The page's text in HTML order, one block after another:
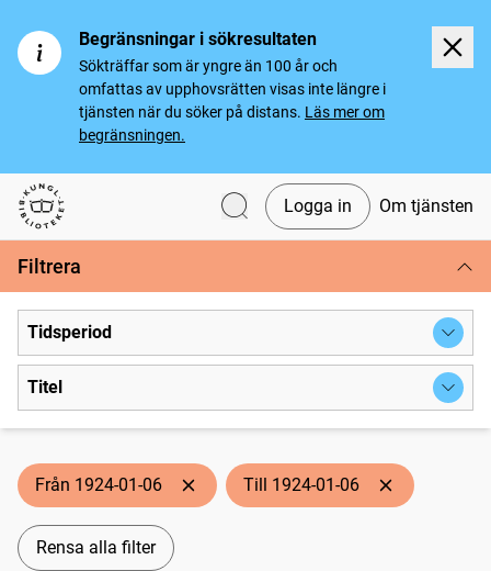
Begränsningar i sökresultaten
Sökträffar som är yngre än 100 år och
omfattas av upphovsrätten visas inte längre i
tjänsten när du söker på distans. Läs mer om
begränsningen.
Svenska tidningar
Logga in Om tjänsten
Filtrera
Tidsperiod
Titel
Från 1924-01-06 Till 1924-01-06
Rensa alla filter